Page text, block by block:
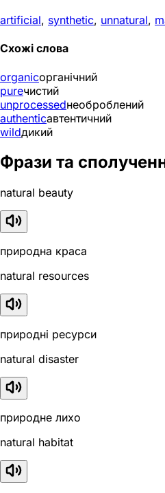
artificial, synthetic, unnatural,
Схожі слова
organicорганічний
pureчистий
unprocessedнеоброблений
authenticавтентичний
wildдикий
Фрази та
natural beauty
природна краса
natural resources
природні ресурси
natural disaster
природне лихо
natural habitat